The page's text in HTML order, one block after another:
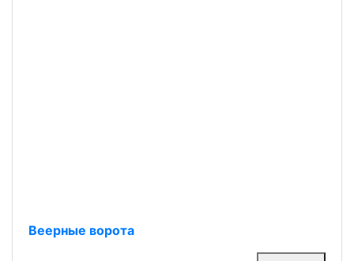
Веерные ворота